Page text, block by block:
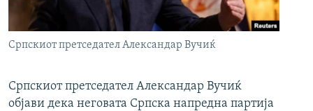
Српскиот претседател Александар Вучиќ
Српскиот претседател Александар Вучиќ
објави дека неговата Српска напредна партија